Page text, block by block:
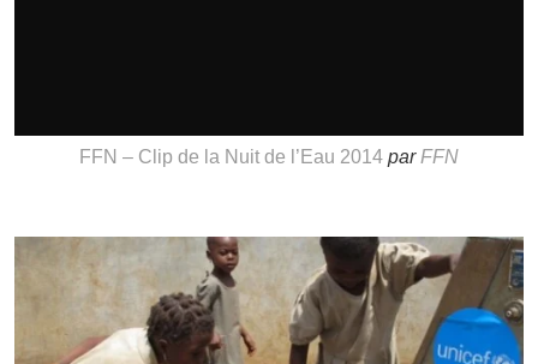
FFN – Clip de la Nuit de l’Eau 2014 parFFN